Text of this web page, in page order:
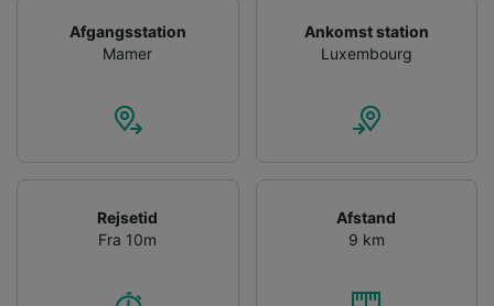
Afgangsstation
Mamer
Ankomst station
Luxembourg
Rejsetid
Fra 10m
Afstand
9 km